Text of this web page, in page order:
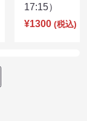
17:15）
¥1300 (税込)